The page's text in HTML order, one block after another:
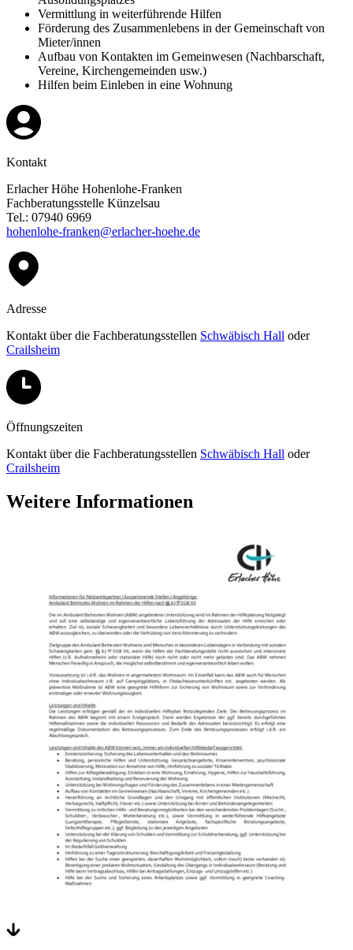
Vermittlung in weiterführende Hilfen
Förderung des Zusammenlebens in der Gemeinschaft von
Mieter/innen
Aufbau von Kontakten im Gemeinwesen (Nachbarschaft,
Vereine, Kirchengemeinden usw.)
Hilfen beim Einleben in eine Wohnung
Kontakt
Erlacher Höhe Hohenlohe-Franken
Fachberatungsstelle Künzelsau
Tel.: 07940 6969
hohenlohe-franken@erlacher-hoehe.de
Adresse
Kontakt über die Fachberatungsstellen Schwäbisch Hall oder
Crailsheim
Öffnungszeiten
Kontakt über die Fachberatungsstellen Schwäbisch Hall oder
Crailsheim
Weitere Informationen